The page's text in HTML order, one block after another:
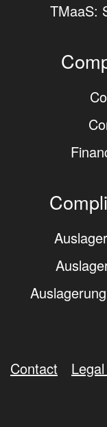
TMaaS:
Contact